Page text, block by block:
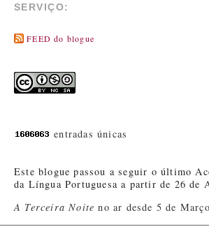
SERVIÇO:
FEED do blogue
entradas únicas
Este blogue passou a seguir o último
da Língua Portuguesa a partir de 26 de
A Terceira Noite no ar desde 5 de